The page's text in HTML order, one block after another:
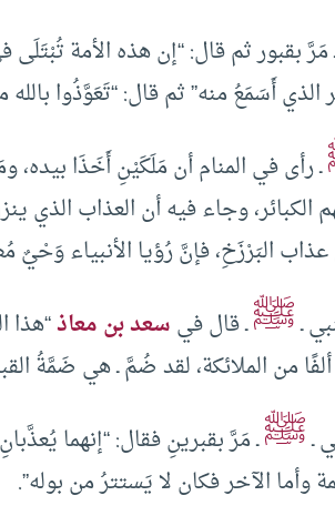
مَرَّ بقبور ثم قال: “إن هذه الأمة تُبْتَلَى
أَسَمَعُ منه” ثم قال: “تَعَوَّذُوا
ـ رأى في المنام أن مَلَكَيْنِ أَخَذَا
الكبائر، وجاء فيه أن العذاب الذي
البَرْزَخِ، فإنَّ رُؤيا الأنبياء وَحْيٌ
ﷺـ قال فيسعد بن معاذ“هذا
من الملائكة، لقد ضُمَّ ـ هي ضَمَّةُ
ﷺـ مَرَّ بقبرينِ فقال: “إنهما
وأما الآخر فكان لا يَستترُ من بوله”.